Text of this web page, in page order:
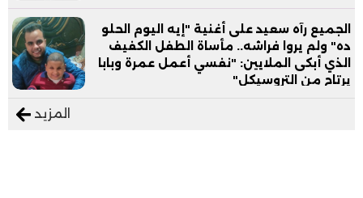
الجميع رآه سعيد على أغنية "إيه اليوم الحلو
ده" ولم يروا فراشه.. مأساة الطفل الكفيف
الذي أبكى الملايين: "نفسي أعمل عمرة وبابا
يرتاح من التروسيكل"
المزيد